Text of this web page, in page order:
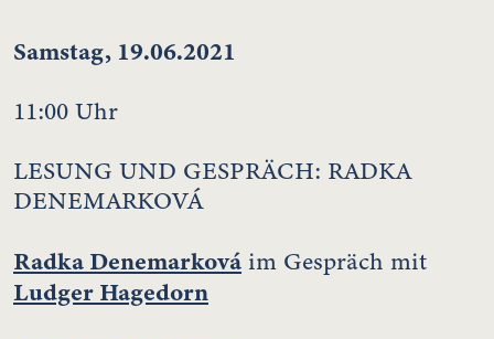
Samstag, 19.06.2021
11:00 Uhr
LESUNG UND GESPRÄCH: RADKA
DENEMARKOVÁ
Radka Denemarková im Gespräch mit
Ludger Hagedorn